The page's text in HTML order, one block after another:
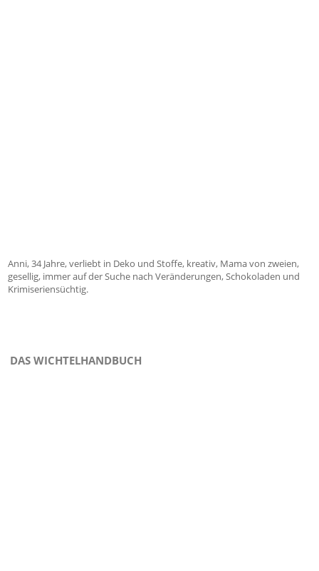
Anni, 34 Jahre, verliebt in Deko und Stoffe, kreativ, Mama von zweien,
gesellig, immer auf der Suche nach Veränderungen, Schokoladen und
Krimiseriensüchtig.
DAS WICHTELHANDBUCH